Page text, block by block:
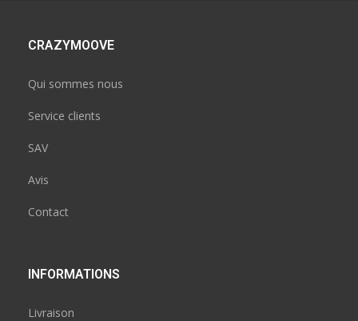
CRAZYMOOVE
Qui sommes nous
Service clients
SAV
Avis
Contact
INFORMATIONS
Livraison